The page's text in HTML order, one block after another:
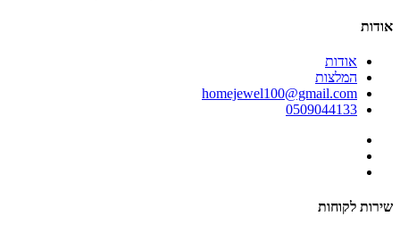
אודות
אודות
המלצות
homejewel100@gmail.com
0509044133
שירות לקוחות